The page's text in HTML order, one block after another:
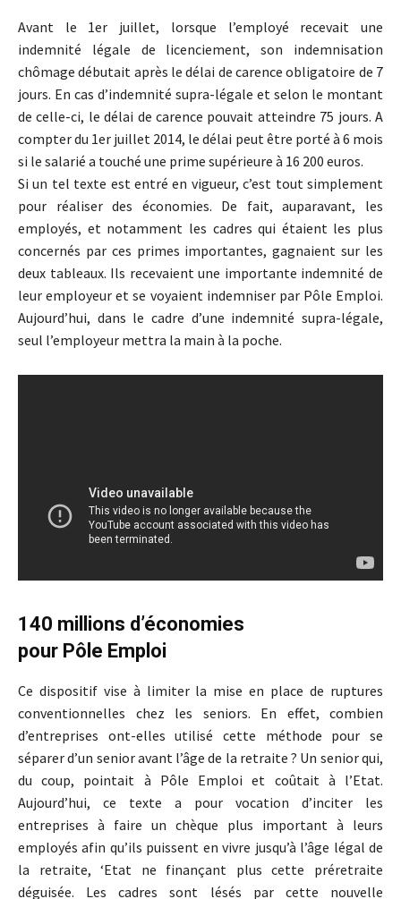
Avant le 1er juillet, lorsque l’employé recevait une
indemnité légale de licenciement, son indemnisation
chômage débutait après le délai de carence obligatoire de 7
jours. En cas d’indemnité supra-légale et selon le montant
de celle-ci, le délai de carence pouvait atteindre 75 jours. A
compter du 1er juillet 2014, le délai peut être porté à 6 mois
si le salarié a touché une prime supérieure à 16 200 euros.
Si un tel texte est entré en vigueur, c’est tout simplement
pour réaliser des économies. De fait, auparavant, les
employés, et notamment les cadres qui étaient les plus
concernés par ces primes importantes, gagnaient sur les
deux tableaux. Ils recevaient une importante indemnité de
leur employeur et se voyaient indemniser par Pôle Emploi.
Aujourd’hui, dans le cadre d’une indemnité supra-légale,
seul l’employeur mettra la main à la poche.
140 millions d’économies
pour Pôle Emploi
Ce dispositif vise à limiter la mise en place de ruptures
conventionnelles chez les seniors. En effet, combien
d’entreprises ont-elles utilisé cette méthode pour se
séparer d’un senior avant l’âge de la retraite ? Un senior qui,
du coup, pointait à Pôle Emploi et coûtait à l’Etat.
Aujourd’hui, ce texte a pour vocation d’inciter les
entreprises à faire un chèque plus important à leurs
employés afin qu’ils puissent en vivre jusqu’à l’âge légal de
la retraite, ‘Etat ne finançant plus cette préretraite
déguisée. Les cadres sont lésés par cette nouvelle